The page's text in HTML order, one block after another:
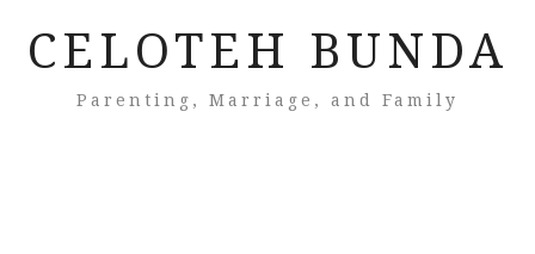
CELOTEH BUNDA
Parenting, Marriage, and Family